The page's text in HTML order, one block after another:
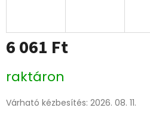
6 061 Ft
raktáron
Várható kézbesítés: 2026. 08. 11.